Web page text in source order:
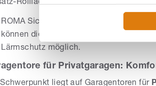
Rollläden bereit.
ROMA Sicht bieten Rollläden
die
Lärmschutz möglich.
für Privatgaragen:
liegt auf Garagentoren für